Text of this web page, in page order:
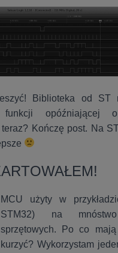
Biblioteka od ST
opóźniającej
Kończę post. Na
MCU użyty w
STM32) na
sprzętowych. Po co
kurzyć? Wykorzystam